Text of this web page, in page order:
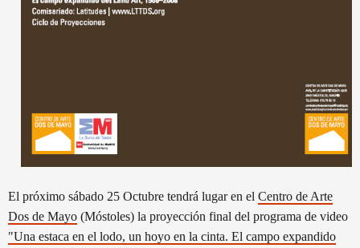
El próximo sábado 25 Octubre tendrá lugar en el Centro de Arte
Dos de Mayo (Móstoles) la proyección final del programa de video
"Una estaca en el lodo, un hoyo en la cinta. El campo expandido